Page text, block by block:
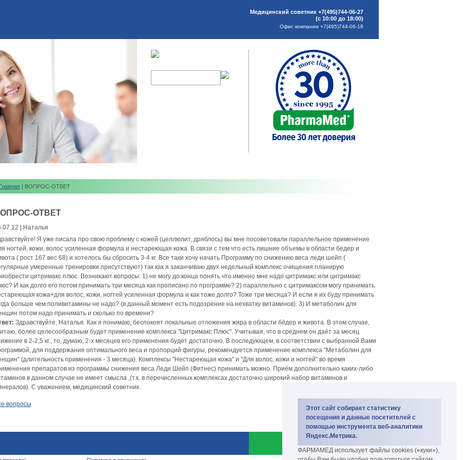
Этот сайт собирает статистику
посещения и данные посетителей с
помощью инструмента веб-аналитики
Яндекс.Метрика.
ФАРМАМЕД использует файлы cookies («куки»),
Медицинский советник +7(495)744-06-27
(с 10:00 до 18:00)
Офис компании +7(495)744-06-18
Главная | ВОПРОС-ОТВЕТ
ОТВЕТ
| Наталья
Я уже писала про свою проблему с кожей (целлюлит, дряблось) вы мне посоветовали параллельное применение
ногтей, кожи, волос усиленная формула и нестареющая кожа. В связи с тем что есть лишние объемы в области бедер и
( рост 167 вес 68) и хотелось бы сбросить 3-4 кг. Все таки хочу начать Программу по снижению веса леди шейп (
умеренные тренировки присутствуют) так как я заканчиваю двух недельный комплекс очищения планирую
цитримакс плюс. Возникают вопросы: 1) не могу до конца понять что именно мне надо цитримакс или цитримакс
И как долго его потом принимать три месяца как прописано по программе? 2) параллельно с цитримаксом могу принимать
кожа+для волос, кожи, ногтей усиленная формула и как тоже долго? Тоже три месяца? И если я их буду принимать
больше чем поливитамины не надо? (в данный момент есть подозрение на нехватку витаминов). 3) И метаболин для
потом надо принимать и сколько по времени?
Здравствуйте, Наталья. Как я понимаю, беспокоят локальные отложения жира в области бёдер и живота. В этом случае,
более целесообразным будет применение комплекса "Цитримакс Плюс". Учитывая, что в среднем он даёт за месяц
в 2-2,5 кг., то, думаю, 2-х месяцев его применения будет достаточно. В последующем, в соответствии с выбранной Вами
для поддержания оптимального веса и пропорций фигуры, рекомендуется применение комплекса "Метаболин для
(длительность применения - 3 месяца). Комплексы "Нестареющая кожа" и "Для волос, кожи и ногтей" во время
препаратов из программы снижения веса Леди Шейп (Фитнес) принимать можно. Приём дополнительно каких-либо
в данном случае не имеет смысла ,(т.к. в перечисленных комплексах достаточно широкий набор витаминов и
С уважением, медицинский советник.
вопросы